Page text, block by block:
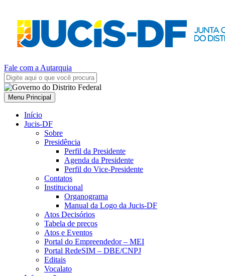
Fale com a Autarquia
Menu Principal
Início
Jucis-DF
Sobre
Presidência
Perfil da Presidente
Agenda da Presidente
Perfil do Vice-Presidente
Contatos
Institucional
Organograma
Manual da Logo da Jucis-DF
Atos Decisórios
Tabela de preços
Atos e Eventos
Portal do Empreendedor – MEI
Portal RedeSIM – DBE/CNPJ
Editais
Vocalato